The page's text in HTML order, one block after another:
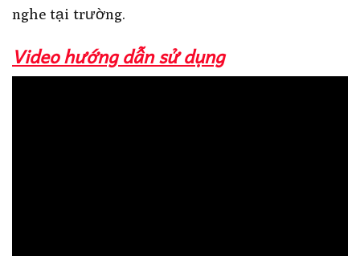
nghe tại trường.
Video hướng dẫn sử dụng